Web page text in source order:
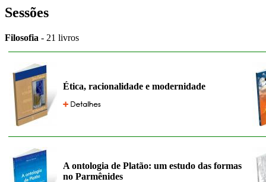
Sessões
Filosofia - 21 livros
Ética, racionalidade e modernidade
A ontologia de Platão: um estudo das formas
no Parmênides